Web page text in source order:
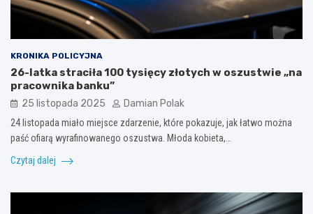
KRONIKA POLICYJNA
26-latka straciła 100 tysięcy złotych w oszustwie „na
pracownika banku”
25 listopada 2025 Damian Polak
24 listopada miało miejsce zdarzenie, które pokazuje, jak łatwo można
paść ofiarą wyrafinowanego oszustwa. Młoda kobieta,…
Czytaj dalej